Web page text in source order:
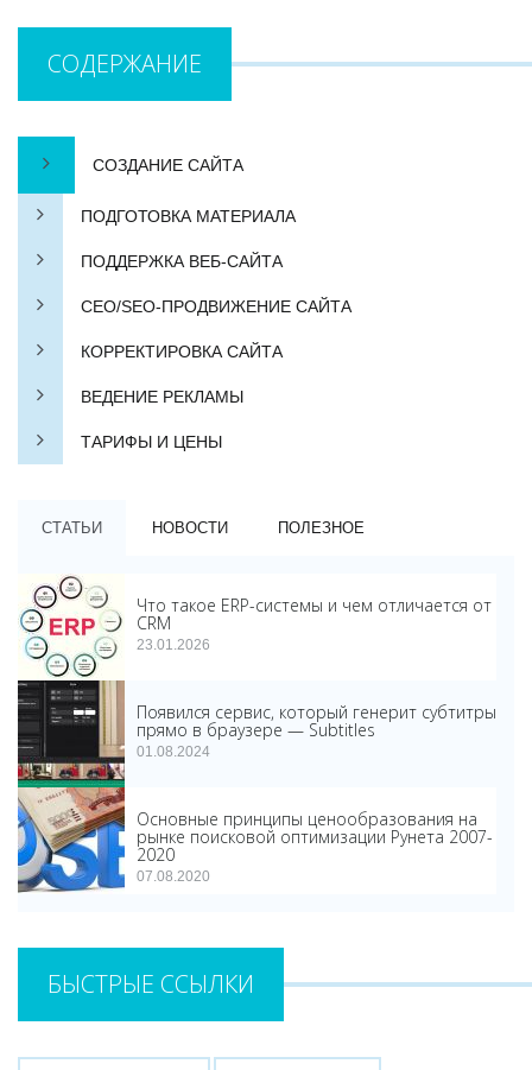
СОДЕРЖАНИЕ
СОЗДАНИЕ САЙТА
ПОДГОТОВКА МАТЕРИАЛА
ПОДДЕРЖКА ВЕБ-САЙТА
СЕО/SEO-ПРОДВИЖЕНИЕ САЙТА
КОРРЕКТИРОВКА САЙТА
ВЕДЕНИЕ РЕКЛАМЫ
ТАРИФЫ И ЦЕНЫ
СТАТЬИ НОВОСТИ ПОЛЕЗНОЕ
Что такое ERP-системы и чем отличается от
CRM
23.01.2026
Появился сервис, который генерит субтитры
прямо в браузере — Subtitles
01.08.2024
Основные принципы ценообразования на
рынке поисковой оптимизации Рунета 2007-
2020
07.08.2020
БЫСТРЫЕ ССЫЛКИ